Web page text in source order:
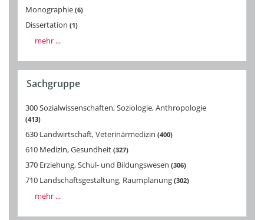
Monographie 6
Dissertation 1
mehr ...
Sachgruppe
300 Sozialwissenschaften, Soziologie, Anthropologie
413
630 Landwirtschaft, Veterinärmedizin 400
610 Medizin, Gesundheit 327
370 Erziehung, Schul- und Bildungswesen 306
710 Landschaftsgestaltung, Raumplanung 302
mehr ...